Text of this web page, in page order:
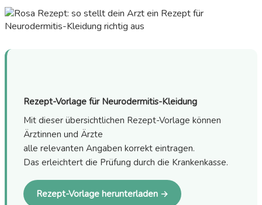
Rezept-Vorlage für Neurodermitis-Kleidung
Mit dieser übersichtlichen Rezept-Vorlage können
Ärztinnen und Ärzte
alle relevanten Angaben korrekt eintragen.
Das erleichtert die Prüfung durch die Krankenkasse.
Rezept-Vorlage herunterladen →